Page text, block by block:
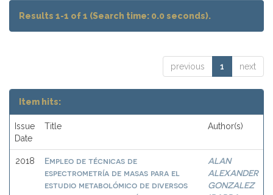
Results 1-1 of 1 (Search time: 0.0 seconds).
previous 1 next
Item hits:
Issue
Date
Title Author(s)
2018
Empleo de técnicas de
espectrometría de masas para el
estudio metabolómico de diversos
ALAN
ALEXANDER
GONZALEZ